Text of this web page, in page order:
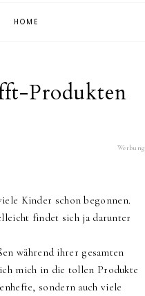
HOME
Produkten
Werbung
Kinder schon begonnen.
findet sich ja darunter
während ihrer gesamten
mich in die tollen Produkte
sondern auch viele